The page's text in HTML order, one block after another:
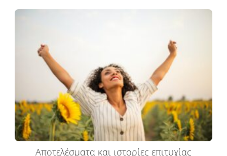
Αποτελέσματα και ιστορίες επιτυχίας